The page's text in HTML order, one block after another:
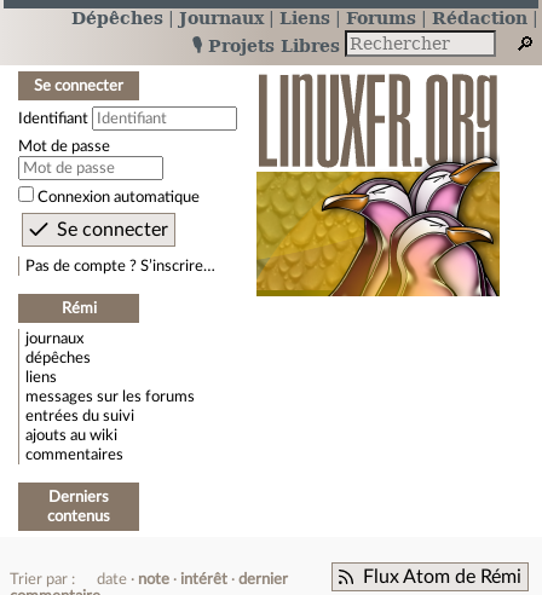
Dépêches Journaux Liens Forums
Rédaction
🎙️ Projets Libres
Se connecter
Identifiant
Mot de passe
Connexion automatique
Pas de compte ? S’inscrire…
Rémi
journaux
dépêches
liens
messages sur les forums
entrées du suivi
ajouts au wiki
commentaires
Derniers
contenus
Flux Atom de Rémi
Trier par : date note intérêt
dernier